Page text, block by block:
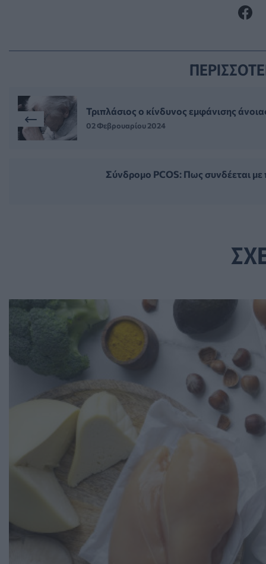
Τριπλάσιος ο κίνδυνος εμφάνισης
02 Φεβρουαρίου 2024
Σύνδρομο PCOS: Πως συνδέεται με